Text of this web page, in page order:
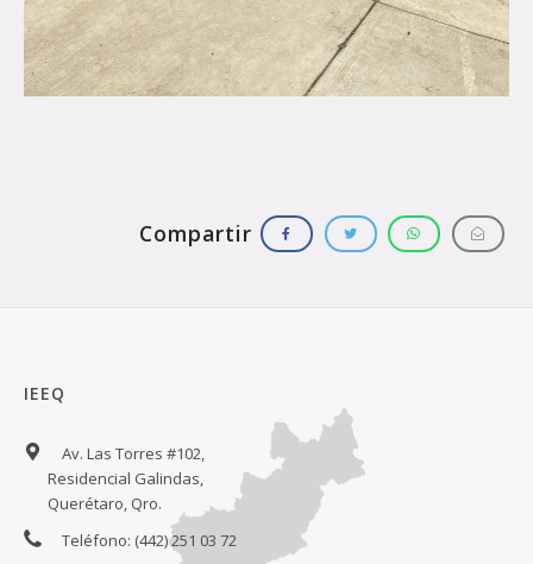
IEEQ
Av. Las Torres #102,
Residencial Galindas,
Querétaro, Qro.
Teléfono: (442) 251 03 72